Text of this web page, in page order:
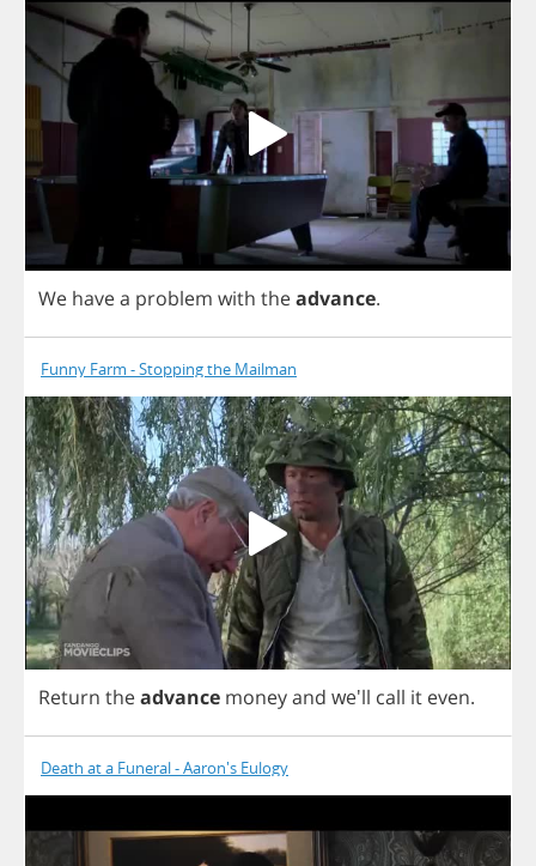
We havea problem with theadvance.
Funny Farm - Stopping the Mailman
Return theadvance moneyand we'll call it even.
Death at a Funeral - Aaron's Eulogy